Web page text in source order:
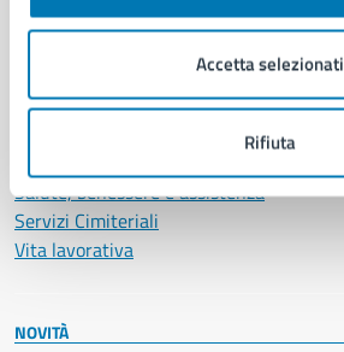
Accetta selezionati
Rifiuta
Autorizzazioni
Documenti e certificati
Educazione e formazione
Giustizia e sicurezza pubblica
Salute, benessere e assistenza
Servizi Cimiteriali
Vita lavorativa
NOVITÀ